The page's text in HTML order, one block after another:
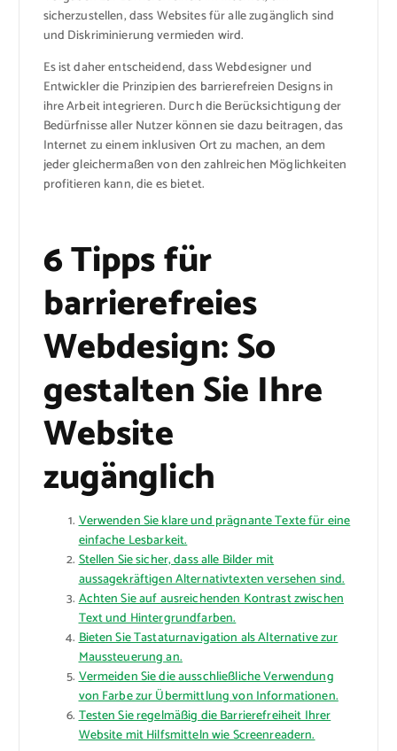
sicherzustellen, dass Websites für alle zugänglich sind
und Diskriminierung vermieden wird.
Es ist daher entscheidend, dass Webdesigner und
Entwickler die Prinzipien des barrierefreien Designs in
ihre Arbeit integrieren. Durch die Berücksichtigung der
Bedürfnisse aller Nutzer können sie dazu beitragen, das
Internet zu einem inklusiven Ort zu machen, an dem
jeder gleichermaßen von den zahlreichen Möglichkeiten
profitieren kann, die es bietet.
6 Tipps für
barrierefreies
Webdesign: So
gestalten Sie Ihre
Website
zugänglich
Verwenden Sie klare und prägnante Texte für eine
einfache Lesbarkeit.
Stellen Sie sicher, dass alle Bilder mit
aussagekräftigen Alternativtexten versehen sind.
Achten Sie auf ausreichenden Kontrast zwischen
Text und Hintergrundfarben.
Bieten Sie Tastaturnavigation als Alternative zur
Maussteuerung an.
Vermeiden Sie die ausschließliche Verwendung
von Farbe zur Übermittlung von Informationen.
Testen Sie regelmäßig die Barrierefreiheit Ihrer
Website mit Hilfsmitteln wie Screenreadern.